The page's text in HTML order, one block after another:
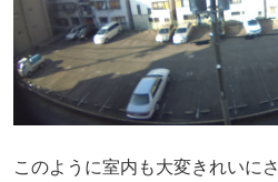
このように室内も大変きれいに